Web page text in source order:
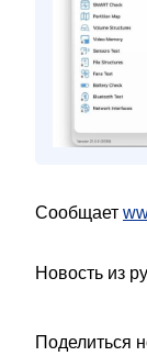
Сообщает
Новость из
Поделиться